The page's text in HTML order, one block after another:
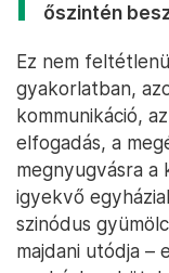
őszintén
Ez nem
gyakorlatban,
kommunikáció,
elfogadás, a
megnyugvásra
igyekvő
szinódus
majdani utódja –